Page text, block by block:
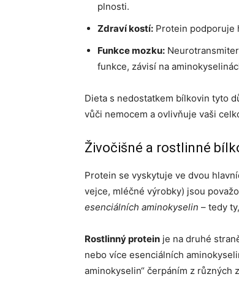
plnosti.
Zdraví kostí: Protein podporuje
Funkce mozku:
funkce, závisí na
Dieta s nedostatkem bílkovin tyto
vůči nemocem a ovlivňuje vaši
Živočišné a rostlinné
Protein se vyskytuje ve dvou
vejce, mléčné výrobky) jsou
esenciálních aminokyselin – tedy
Rostlinný protein je na druhé
nebo více esenciálních
aminokyselin“ čerpáním z